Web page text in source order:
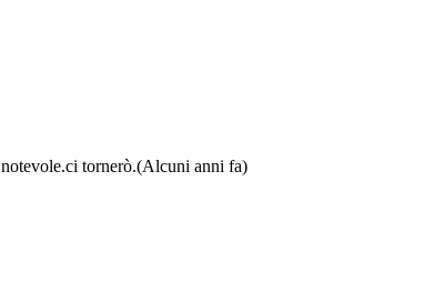
tornerò.(Alcuni anni fa)